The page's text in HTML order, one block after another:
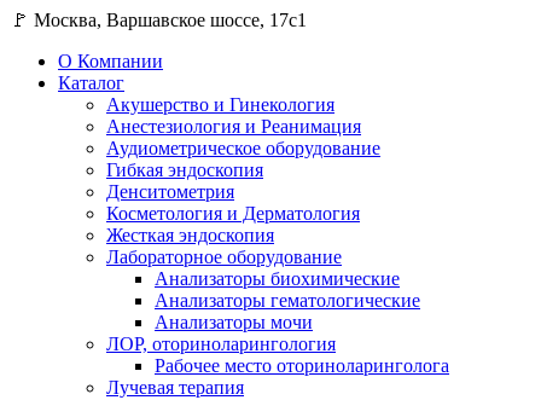
🚩 Москва, Варшавское шоссе, 17с1
О Компании
Каталог
Акушерство и Гинекология
Анестезиология и Реанимация
Аудиометрическое оборудование
Гибкая эндоскопия
Денситометрия
Косметология и Дерматология
Жесткая эндоскопия
Лабораторное оборудование
Анализаторы биохимические
Анализаторы гематологические
Анализаторы мочи
ЛОР, оториноларингология
Рабочее место оториноларинголога
Лучевая терапия